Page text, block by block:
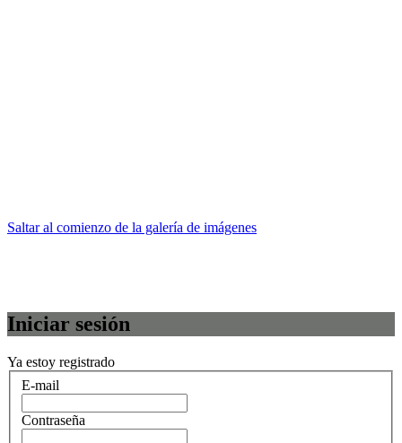
Saltar al comienzo de la galería de imágenes
Iniciar sesión
Ya estoy registrado
E-mail
Contraseña